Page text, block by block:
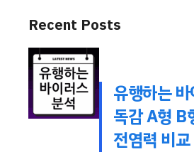
Recent Posts
유행하는
독감 A형 B
전염력 비교